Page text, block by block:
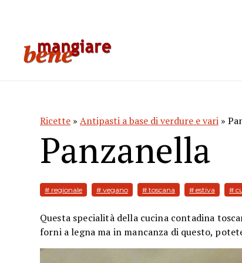
Ricette » Antipasti a base di verdure e vari »
Panzanella
# regionale # vegano # toscana # estiva #
Questa specialità della cucina contadina
forni a legna ma in mancanza di questo,